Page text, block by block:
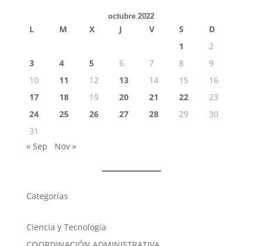
octubre 2022
L M X J V S
D
1
2
3
4 5 6 7 8
9
10
11 12 13 14 15
16
17
18 19 20 21 22
23
24
25 26 27 28 29
30
31
« Sep
Nov »
Categorías
Ciencia y Tecnología